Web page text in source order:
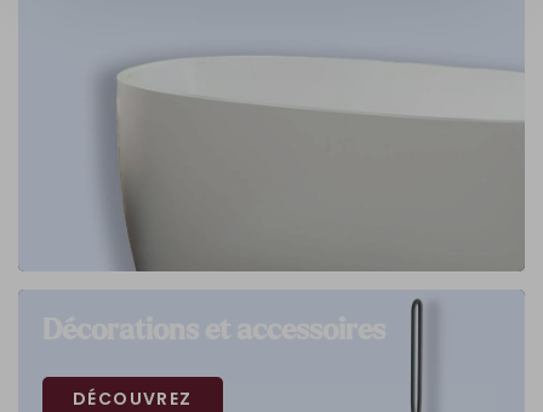
DÉCOUVREZ